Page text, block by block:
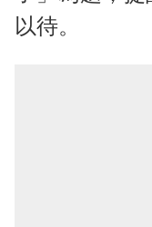
以待。